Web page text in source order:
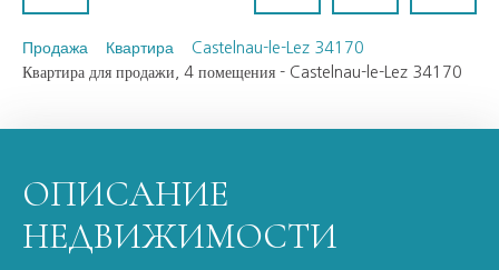
Продажа Квартира
Castelnau-le-Lez 34170
Квартира для продажи, 4 помещения - Castelnau-le-Lez 34170
ОПИСАНИЕ
НЕДВИЖИМОСТИ